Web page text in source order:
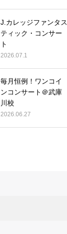
J.カレッジファンタス
ティック・コンサー
ト
2026.07.1
毎月恒例！ワンコイ
ンコンサート＠武庫
川校
2026.06.27